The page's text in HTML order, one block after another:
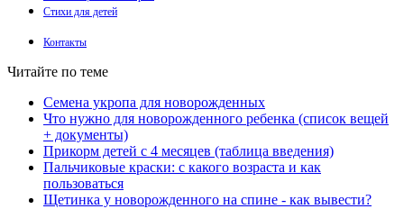
Стихи для детей
Контакты
Читайте по теме
Семена укропа для новорожденных
Что нужно для новорожденного ребенка (список вещей
+ документы)
Прикорм детей с 4 месяцев (таблица введения)
Пальчиковые краски: с какого возраста и как
пользоваться
Щетинка у новорожденного на спине - как вывести?